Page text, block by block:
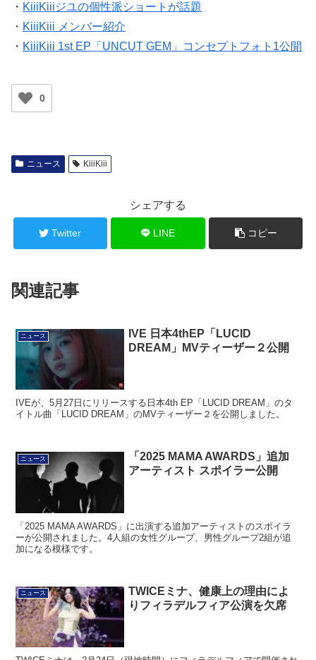
・ KiiiKiiiジユの個性派ショートが話題
・ KiiiKiii メンバー紹介
・ KiiiKiii 1st EP「UNCUT GEM」コンセプトフォト1公開
0
ニュース KiiiKiii
シェアする
Twitter LINE コピー
関連記事
ニュース
IVE 日本4thEP「LUCID
DREAM」MVティーザー２公開
IVEが、5月27日にリリースする日本4th EP「LUCID DREAM」のタ
イトル曲「LUCID DREAM」のMVティーザー２を公開しました。
ニュース
「2025 MAMA AWARDS」追加
アーティスト スポイラー公開
「2025 MAMA AWARDS」に出演する追加アーティストのスポイラ
ーが公開されました。4人組の女性グループ、男性グループ2組が追
加になる模様です。
ニュース
TWICEミナ、健康上の理由によ
りフィラデルフィア公演を欠席